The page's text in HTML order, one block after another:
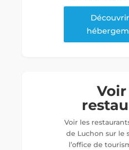
Voir les
de Luchon sur le
l’office de